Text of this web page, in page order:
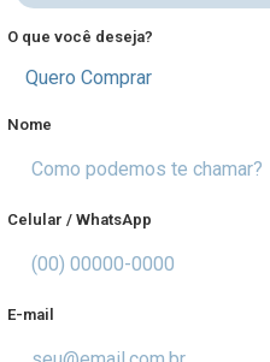
O que você deseja?
Quero Comprar
Nome
Celular / WhatsApp
E-mail